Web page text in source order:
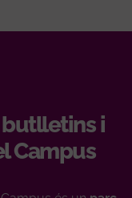
i
Campus